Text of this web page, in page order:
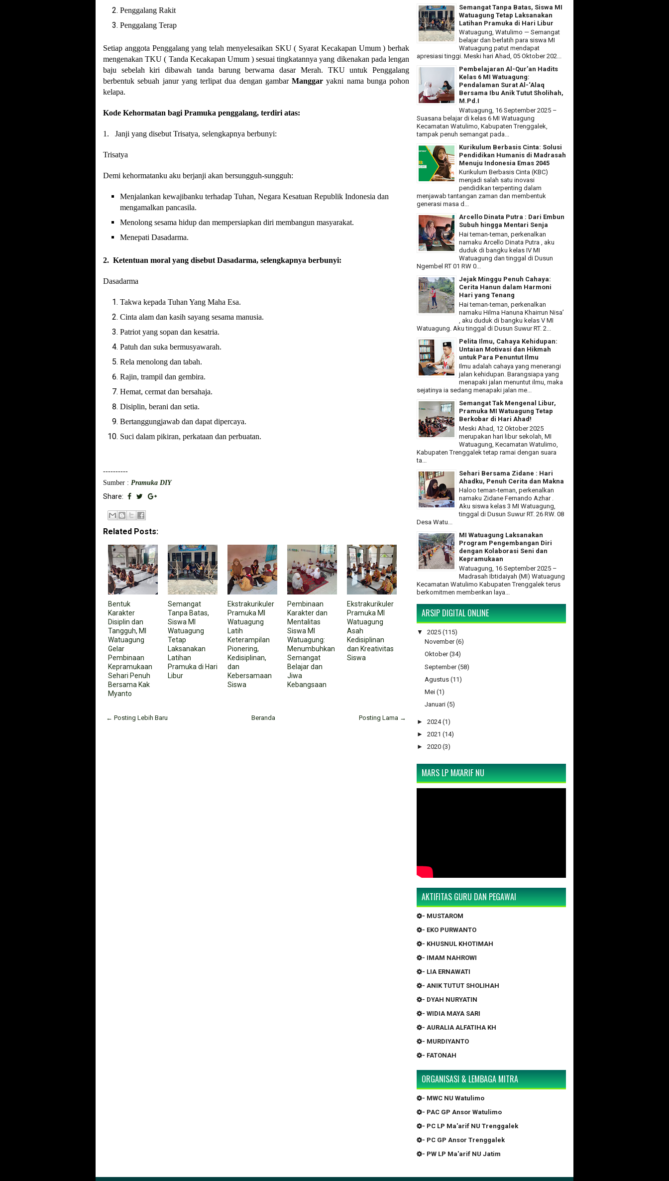
Penggalang Rakit
Penggalang Terap
Setiap anggota Penggalang yang telah menyelesaikan SKU ( Syarat Kecakapan Umum ) berhak
mengenakan TKU ( Tanda Kecakapan Umum ) sesuai tingkatannya yang dikenakan pada lengan
baju sebelah kiri dibawah tanda barung berwarna dasar Merah. TKU untuk Penggalang
berbentuk sebuah janur yang terlipat dua dengan gambar Manggar yakni nama bunga pohon
kelapa.
Kode Kehormatan bagi Pramuka penggalang, terdiri atas:
1. Janji yang disebut Trisatya, selengkapnya berbunyi:
Trisatya
Demi kehormatanku aku berjanji akan bersungguh-sungguh:
Menjalankan kewajibanku terhadap Tuhan, Negara Kesatuan Republik Indonesia dan
mengamalkan pancasila.
Menolong sesama hidup dan mempersiapkan diri membangun masyarakat.
Menepati Dasadarma.
2. Ketentuan moral yang disebut Dasadarma, selengkapnya berbunyi:
Dasadarma
Takwa kepada Tuhan Yang Maha Esa.
Cinta alam dan kasih sayang sesama manusia.
Patriot yang sopan dan kesatria.
Patuh dan suka bermusyawarah.
Rela menolong dan tabah.
Rajin, trampil dan gembira.
Hemat, cermat dan bersahaja.
Disiplin, berani dan setia.
Bertanggungjawab dan dapat dipercaya.
Suci dalam pikiran, perkataan dan perbuatan.
----------
Sumber : Pramuka DIY
Share:
Related Posts:
Bentuk
Karakter
Disiplin dan
Tangguh, MI
Watuagung
Gelar
Pembinaan
Kepramukaan
Sehari Penuh
Bersama Kak
Myanto
Semangat
Tanpa Batas,
Siswa MI
Watuagung
Tetap
Laksanakan
Latihan
Pramuka di Hari
Libur
Ekstrakurikuler
Pramuka MI
Watuagung
Latih
Keterampilan
Pionering,
Kedisiplinan,
dan
Kebersamaan
Siswa
Pembinaan
Karakter dan
Mentalitas
Siswa MI
Watuagung:
Menumbuhkan
Semangat
Belajar dan
Jiwa
Kebangsaan
Ekstrakurikuler
Pramuka MI
Watuagung
Asah
Kedisiplinan
dan Kreativitas
Siswa
← Posting Lebih Baru Posting Lama →
Beranda
Semangat Tanpa Batas, Siswa MI
Watuagung Tetap Laksanakan
Latihan Pramuka di Hari Libur
Watuagung, Watulimo — Semangat
belajar dan berlatih para siswa MI
Watuagung patut mendapat
apresiasi tinggi. Meski hari Ahad, 05 Oktober 202...
Pembelajaran Al-Qur’an Hadits
Kelas 6 MI Watuagung:
Pendalaman Surat Al-‘Alaq
Bersama Ibu Anik Tutut Sholihah,
M.Pd.I
Watuagung, 16 September 2025 –
Suasana belajar di kelas 6 MI Watuagung
Kecamatan Watulimo, Kabupaten Trenggalek,
tampak penuh semangat pada...
Kurikulum Berbasis Cinta: Solusi
Pendidikan Humanis di Madrasah
Menuju Indonesia Emas 2045
Kurikulum Berbasis Cinta (KBC)
menjadi salah satu inovasi
pendidikan terpenting dalam
menjawab tantangan zaman dan membentuk
generasi masa d...
Arcello Dinata Putra : Dari Embun
Subuh hingga Mentari Senja
Hai teman-teman, perkenalkan
namaku Arcello Dinata Putra , aku
duduk di bangku kelas IV MI
Watuagung dan tinggal di Dusun
Ngembel RT 01 RW 0...
Jejak Minggu Penuh Cahaya:
Cerita Hanun dalam Harmoni
Hari yang Tenang
Hai teman-teman, perkenalkan
namaku Hilma Hanuna Khairrun Nisa’
, aku duduk di bangku kelas V MI
Watuagung. Aku tinggal di Dusun Suwur RT. 2...
Pelita Ilmu, Cahaya Kehidupan:
Untaian Motivasi dan Hikmah
untuk Para Penuntut Ilmu
Ilmu adalah cahaya yang menerangi
jalan kehidupan. Barangsiapa yang
menapaki jalan menuntut ilmu, maka
sejatinya ia sedang menapaki jalan me...
Semangat Tak Mengenal Libur,
Pramuka MI Watuagung Tetap
Berkobar di Hari Ahad!
Meski Ahad, 12 Oktober 2025
merupakan hari libur sekolah, MI
Watuagung, Kecamatan Watulimo,
Kabupaten Trenggalek tetap ramai dengan suara
ta...
Sehari Bersama Zidane : Hari
Ahadku, Penuh Cerita dan Makna
Haloo teman-teman, perkenalkan
namaku Zidane Fernando Azhar .
Aku siswa kelas 3 MI Watuagung,
tinggal di Dusun Suwur RT. 26 RW. 08
Desa Watu...
MI Watuagung Laksanakan
Program Pengembangan Diri
dengan Kolaborasi Seni dan
Kepramukaan
Watuagung, 16 September 2025 –
Madrasah Ibtidaiyah (MI) Watuagung
Kecamatan Watulimo Kabupaten Trenggalek terus
berkomitmen memberikan laya...
ARSIP DIGITAL ONLINE
▼ 2025 (115)
November (6)
Oktober (34)
September (58)
Agustus (11)
Mei (1)
Januari (5)
► 2024 (1)
► 2021 (14)
► 2020 (3)
MARS LP MA'ARIF NU
AKTIFITAS GURU DAN PEGAWAI
- MUSTAROM
- EKO PURWANTO
- KHUSNUL KHOTIMAH
- IMAM NAHROWI
- LIA ERNAWATI
- ANIK TUTUT SHOLIHAH
- DYAH NURYATIN
- WIDIA MAYA SARI
- AURALIA ALFATIHA KH
- MURDIYANTO
- FATONAH
ORGANISASI & LEMBAGA MITRA
- MWC NU Watulimo
- PAC GP Ansor Watulimo
- PC LP Ma'arif NU Trenggalek
- PC GP Ansor Trenggalek
- PW LP Ma'arif NU Jatim